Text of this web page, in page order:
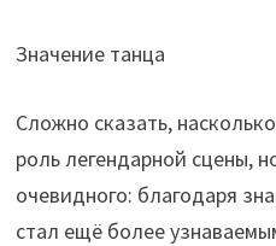
Значение танца
Сложно сказать,
роль легендарной сцены,
очевидного: благодаря
стал ещё более